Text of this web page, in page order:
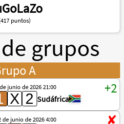
puntos)
grupos
A
junio de 2026 21:00
Sudáfrica
de junio de 2026 4:00